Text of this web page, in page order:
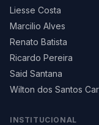
Liesse Costa
Marcilio Alves
Renato Batista
Ricardo Pereira
Said Santana
Wilton dos Santos
INSTITUCIONAL